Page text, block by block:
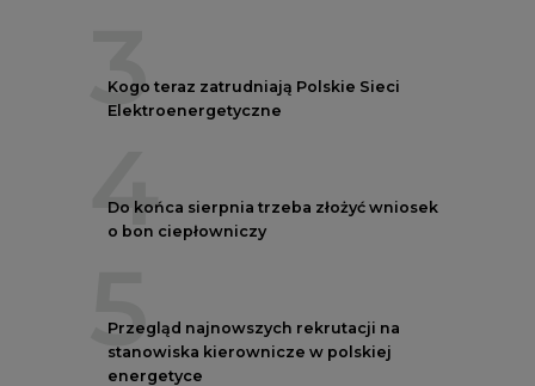
3
Kogo teraz zatrudniają Polskie Sieci
Elektroenergetyczne
4
Do końca sierpnia trzeba złożyć wniosek
o bon ciepłowniczy
5
Przegląd najnowszych rekrutacji na
stanowiska kierownicze w polskiej
energetyce